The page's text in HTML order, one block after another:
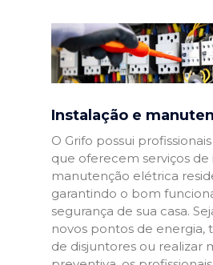
Instalação e
O Grifo possui
que oferecem serviços de
manutenção elétrica
garantindo o bom
segurança de sua casa.
novos pontos de energia,
de disjuntores ou realizar